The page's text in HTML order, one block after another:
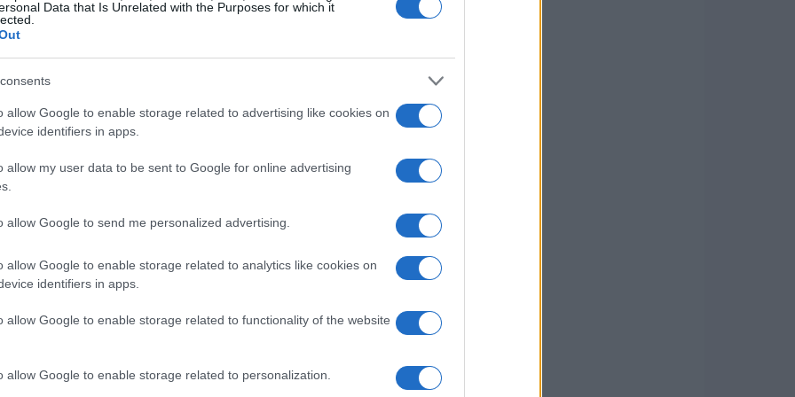
Data that Is Unrelated with the Purposes for which it
allow Google to enable storage related to advertising like cookies on
identifiers in apps.
allow my user data to be sent to Google for online advertising
allow Google to send me personalized advertising.
allow Google to enable storage related to analytics like cookies on
identifiers in apps.
allow Google to enable storage related to functionality of the website
allow Google to enable storage related to personalization.
di gestire il vantaggio.
e alzare il baricentro, la PLM Morrone ha
cercato di creare occasioni, ma le difese
dimostrato grande sicurezza, neutralizzando le
ha così portato a casa una vittoria fondamentale,
con un vantaggio di due punti sulla seconda in